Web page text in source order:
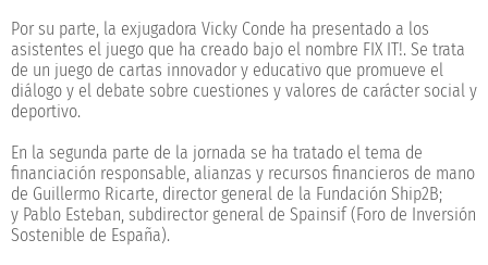
Por su parte, la exjugadora Vicky Conde ha presentado a los
asistentes el juego que ha creado bajo el nombre FIX IT!. Se trata
de un juego de cartas innovador y educativo que promueve el
diálogo y el debate sobre cuestiones y valores de carácter social y
deportivo.
En la segunda parte de la jornada se ha tratado el tema de
financiación responsable, alianzas y recursos financieros de mano
de Guillermo Ricarte, director general de la Fundación Ship2B;
y Pablo Esteban, subdirector general de Spainsif (Foro de Inversión
Sostenible de España).